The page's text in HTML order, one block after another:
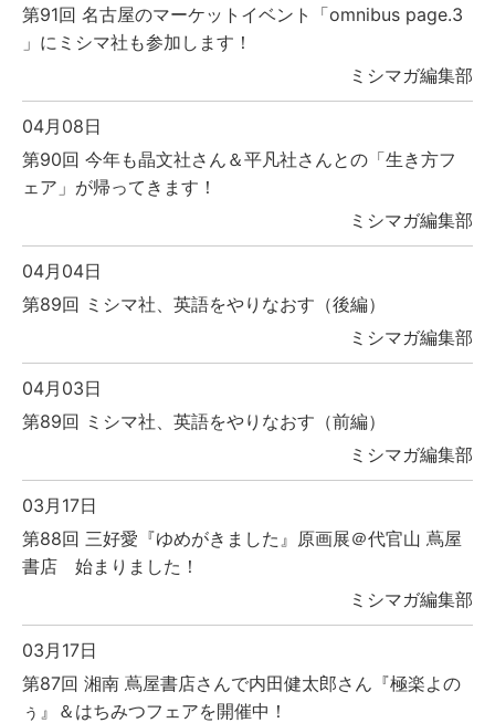
第91回 名古屋のマーケットイベント「omnibus page.3
」にミシマ社も参加します！
ミシマガ編集部
04月08日
第90回 今年も晶文社さん＆平凡社さんとの「生き方フ
ェア」が帰ってきます！
ミシマガ編集部
04月04日
第89回 ミシマ社、英語をやりなおす（後編）
ミシマガ編集部
04月03日
第89回 ミシマ社、英語をやりなおす（前編）
ミシマガ編集部
03月17日
第88回 三好愛『ゆめがきました』原画展＠代官山 蔦屋
書店 始まりました！
ミシマガ編集部
03月17日
第87回 湘南 蔦屋書店さんで内田健太郎さん『極楽よの
ぅ』＆はちみつフェアを開催中！